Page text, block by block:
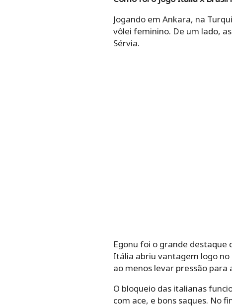
Jogando em Ankara, na
vôlei feminino. De um lado,
Sérvia.
Egonu foi o grande
Itália abriu vantagem logo
ao menos levar pressão para
O bloqueio das italianas
com ace, e bons saques. No